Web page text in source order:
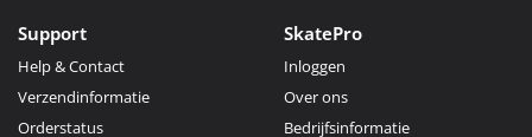
Support
Help & Contact
Verzendinformatie
Orderstatus
SkatePro
Inloggen
Over ons
Bedrijfsinformatie